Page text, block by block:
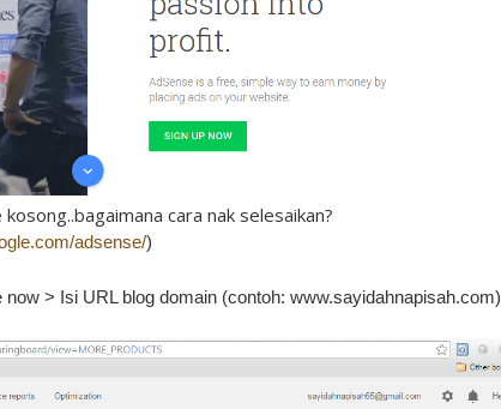
cara nak selesaikan?
adsense/)
> Isi URL blog domain (contoh: www.sayidahnapisah.com)